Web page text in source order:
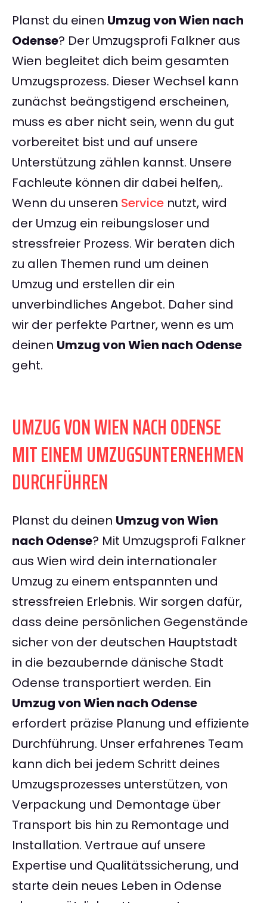
Planst du einen Umzug von Wien nach
Odense? Der Umzugsprofi Falkner aus
Wien begleitet dich beim gesamten
Umzugsprozess. Dieser Wechsel kann
zunächst beängstigend erscheinen,
muss es aber nicht sein, wenn du gut
vorbereitet bist und auf unsere
Unterstützung zählen kannst. Unsere
Fachleute können dir dabei helfen,.
Wenn du unseren Service nutzt, wird
der Umzug ein reibungsloser und
stressfreier Prozess. Wir beraten dich
zu allen Themen rund um deinen
Umzug und erstellen dir ein
unverbindliches Angebot. Daher sind
wir der perfekte Partner, wenn es um
deinen Umzug von Wien nach Odense
geht.
UMZUG VON WIEN NACH ODENSE
MIT EINEM UMZUGSUNTERNEHMEN
DURCHFÜHREN
Planst du deinen Umzug von Wien
nach Odense? Mit Umzugsprofi Falkner
aus Wien wird dein internationaler
Umzug zu einem entspannten und
stressfreien Erlebnis. Wir sorgen dafür,
dass deine persönlichen Gegenstände
sicher von der deutschen Hauptstadt
in die bezaubernde dänische Stadt
Odense transportiert werden. Ein
Umzug von Wien nach Odense
erfordert präzise Planung und effiziente
Durchführung. Unser erfahrenes Team
kann dich bei jedem Schritt deines
Umzugsprozesses unterstützen, von
Verpackung und Demontage über
Transport bis hin zu Remontage und
Installation. Vertraue auf unsere
Expertise und Qualitätssicherung, und
starte dein neues Leben in Odense